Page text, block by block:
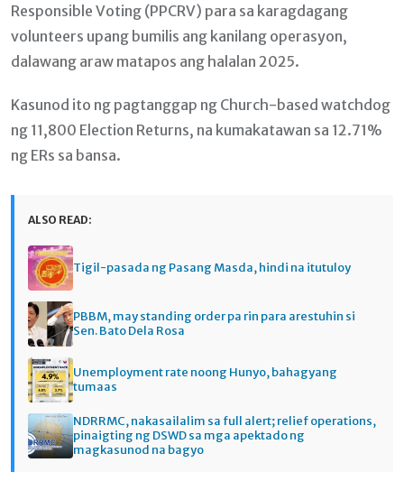
Responsible Voting (PPCRV) para sa karagdagang
volunteers upang bumilis ang kanilang operasyon,
dalawang araw matapos ang halalan 2025.
Kasunod ito ng pagtanggap ng Church-based watchdog
ng 11,800 Election Returns, na kumakatawan sa 12.71%
ng ERs sa bansa.
ALSO READ:
Tigil-pasada ng Pasang Masda, hindi na itutuloy
PBBM, may standing order pa rin para arestuhin si
Sen. Bato Dela Rosa
Unemployment rate noong Hunyo, bahagyang
tumaas
NDRRMC, nakasailalim sa full alert; relief operations,
pinaigting ng DSWD sa mga apektado ng
magkasunod na bagyo